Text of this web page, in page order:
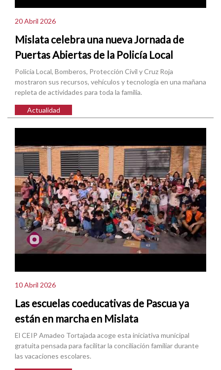
20 Abril 2026
Mislata celebra una nueva Jornada de
Puertas Abiertas de la Policía Local
Policía Local, Bomberos, Protección Civil y Cruz Roja
mostraron sus recursos, vehículos y tecnología en una mañana
repleta de actividades para toda la familia.
Actualidad
10 Abril 2026
Las escuelas coeducativas de Pascua ya
están en marcha en Mislata
El CEIP Amadeo Tortajada acoge esta iniciativa municipal
gratuita pensada para facilitar la conciliación familiar durante
las vacaciones escolares.